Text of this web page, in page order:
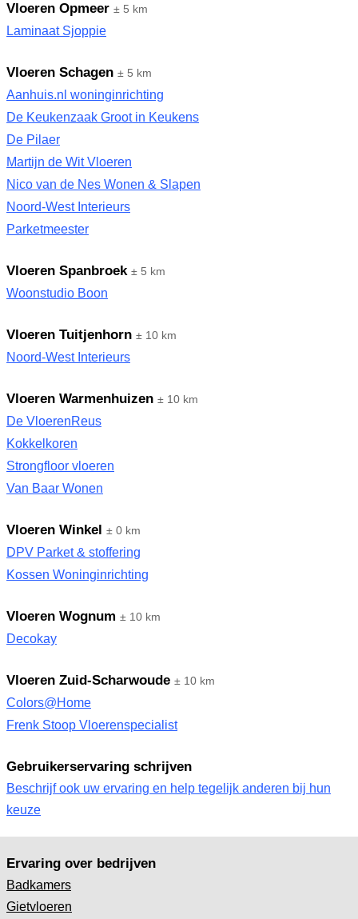
Vloeren Opmeer ± 5 km
Laminaat Sjoppie
Vloeren Schagen ± 5 km
Aanhuis.nl woninginrichting
De Keukenzaak Groot in Keukens
De Pilaer
Martijn de Wit Vloeren
Nico van de Nes Wonen & Slapen
Noord-West Interieurs
Parketmeester
Vloeren Spanbroek ± 5 km
Woonstudio Boon
Vloeren Tuitjenhorn ± 10 km
Noord-West Interieurs
Vloeren Warmenhuizen ± 10 km
De VloerenReus
Kokkelkoren
Strongfloor vloeren
Van Baar Wonen
Vloeren Winkel ± 0 km
DPV Parket & stoffering
Kossen Woninginrichting
Vloeren Wognum ± 10 km
Decokay
Vloeren Zuid-Scharwoude ± 10 km
Colors@Home
Frenk Stoop Vloerenspecialist
Gebruikerservaring schrijven
Beschrijf ook uw ervaring en help tegelijk anderen bij hun
keuze
Ervaring over bedrijven
Badkamers
Gietvloeren